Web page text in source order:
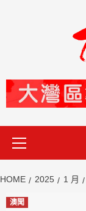
HOME 2025 1 月
澳聞